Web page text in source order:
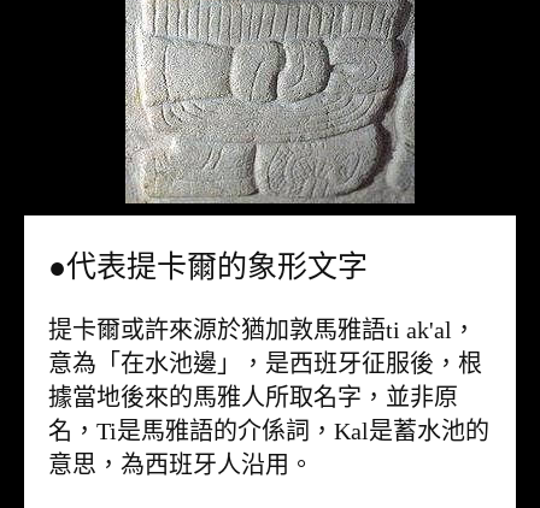
●代表提卡爾的象形文字
提卡爾或許來源於猶加敦馬雅語ti ak'al，
意為「在水池邊」，是西班牙征服後，根
據當地後來的馬雅人所取名字，並非原
名，Ti是馬雅語的介係詞，Kal是蓄水池的
意思，為西班牙人沿用。